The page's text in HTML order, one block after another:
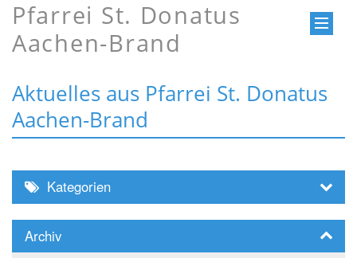
Pfarrei St. Donatus
Aachen-Brand
Aktuelles aus Pfarrei St. Donatus
Aachen-Brand
Kategorien
Archiv